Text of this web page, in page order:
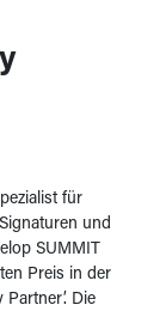
für
und
SUMMIT
Preis in der
Die